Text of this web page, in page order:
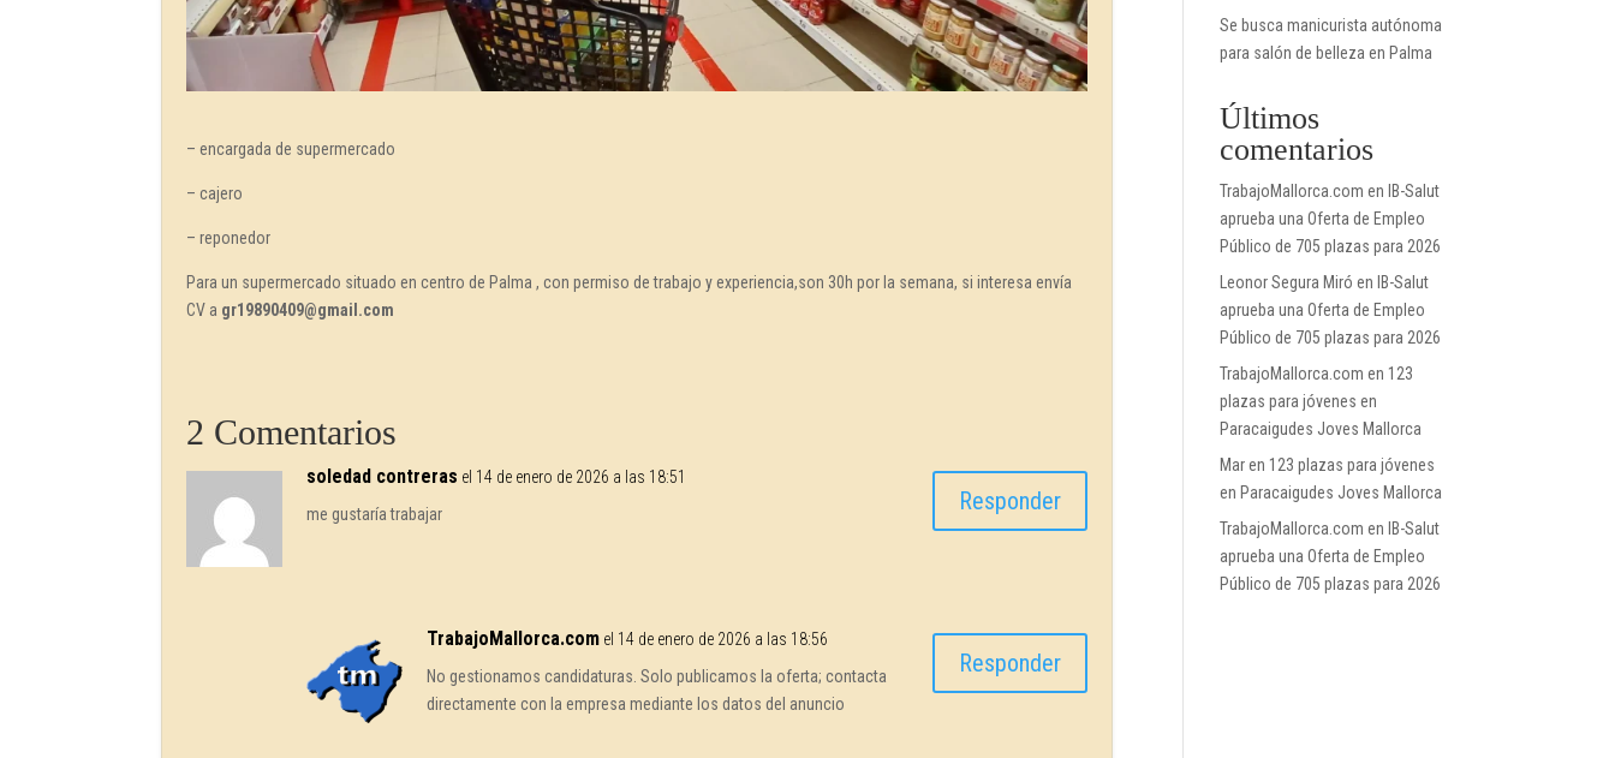
– encargada de supermercado
– cajero
– reponedor
Para un supermercado situado en centro de Palma , con permiso de trabajo y experiencia,son 30h por la semana, si interesa envía
CV a gr19890409@gmail.com
2 Comentarios
soledad contreras el 14 de enero de 2026 a las 18:51
me gustaría trabajar
Responder
TrabajoMallorca.com el 14 de enero de 2026 a las 18:56
No gestionamos candidaturas. Solo publicamos la oferta; contacta
directamente con la empresa mediante los datos del anuncio
Responder
Se busca manicurista autónoma
para salón de belleza en Palma
Últimos
comentarios
TrabajoMallorca.com en IB-Salut
aprueba una Oferta de Empleo
Público de 705 plazas para 2026
Leonor Segura Miró en IB-Salut
aprueba una Oferta de Empleo
Público de 705 plazas para 2026
TrabajoMallorca.com en 123
plazas para jóvenes en
Paracaigudes Joves Mallorca
Maren 123 plazas para jóvenes
en Paracaigudes Joves Mallorca
TrabajoMallorca.com en IB-Salut
aprueba una Oferta de Empleo
Público de 705 plazas para 2026